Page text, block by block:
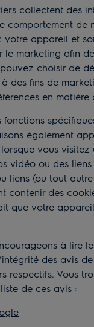
collectent des
comportement de
votre appareil et
le marketing afin
choisir de
des fins de
en
fonctions
également
vous visitez
vidéo ou des liens
liens (ou tout
contenir des
que votre
à lire
des avis
respectifs. Vous
de ces avis :